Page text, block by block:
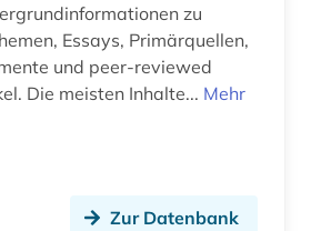
(2)
öffentliche verwaltung (1)
zu
Essays, Primärquellen,
und peer-reviewed
Zeitschriftenartikel. Die meisten Inhalte... Mehr
Zur Datenbank